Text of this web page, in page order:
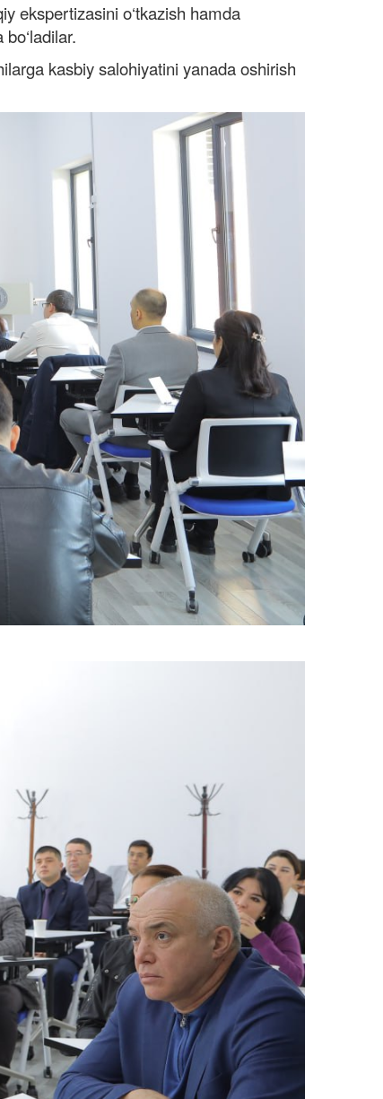
ekspertizasini o‘tkazish hamda
kasbiy salohiyatini yanada oshirish